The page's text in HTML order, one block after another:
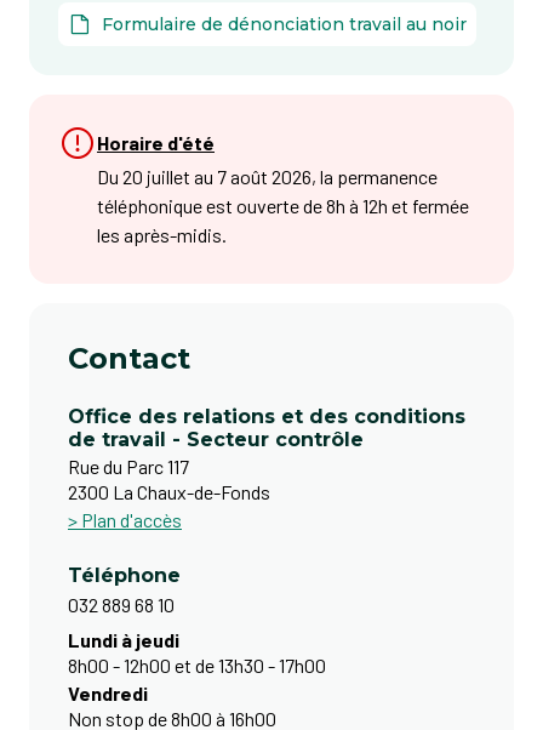
Formulaire de dénonciation travail au noir
Horaire d'été
Du 20 juillet au 7 août 2026, la permanence
téléphonique est ouverte de 8h à 12h et fermée
les après-midis.
Contact
Office des relations et des conditions
de travail - Secteur contrôle
Rue du Parc 117
2300 La Chaux-de-Fonds
> Plan d'accès
Téléphone
032 889 68 10
Lundi à jeudi
8h00 - 12h00 et de 13h30 - 17h00
Vendredi
Non stop de 8h00 à 16h00